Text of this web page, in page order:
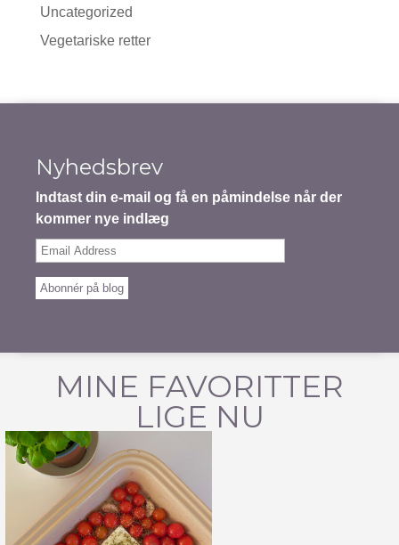
Uncategorized
Vegetariske retter
Nyhedsbrev
Indtast din e-mail og få en påmindelse når der
kommer nye indlæg
Email
Abonnér på blog
MINE FAVORITTER
LIGE NU